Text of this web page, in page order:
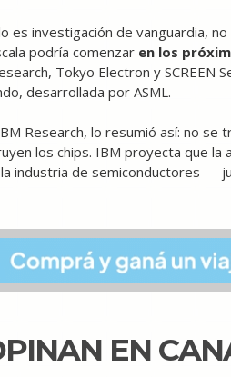
es investigación de vanguardia,
podría comenzar en los
Tokyo Electron y SCREEN
desarrollada por ASML.
Research, lo resumió así: no
los chips. IBM proyecta que
industria de semiconductores —
EN